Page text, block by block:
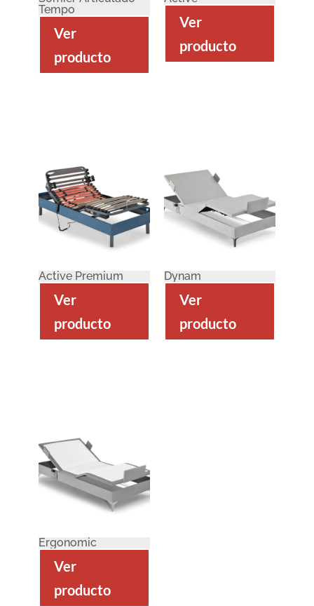
Tempo
Ver
producto
Ver
producto
Active Premium
Ver
producto
Dynam
Ver
producto
Ergonomic
Ver
producto